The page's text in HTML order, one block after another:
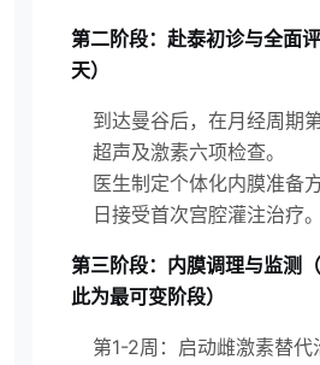
第二阶段：赴泰初诊与全面
天）
到达曼谷后，在月经周期
超声及激素六项检查。
医生制定个体化内膜准备
日接受首次宫腔灌注治疗。
第三阶段：内膜调理与监测
此为最可变阶段）
第1-2周：启动雌激素替